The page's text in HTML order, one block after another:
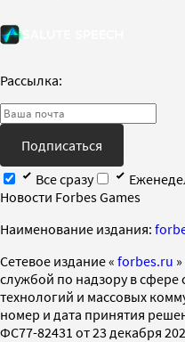
Рассылка:
Подписаться
Все сразу
Новости Forbes Games
Наименование издания:
Cетевое издание « forbes.ru
службой по надзору в
технологий и массовых
номер и дата принятия
ФС77-82431 от 23 декабря